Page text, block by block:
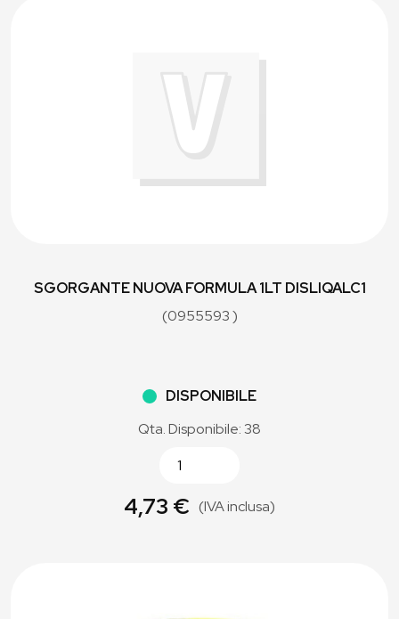
SGORGANTE NUOVA FORMULA 1LT DISLIQALC1
(0955593 )
DISPONIBILE
Qta. Disponibile: 38
4,73 € (IVA inclusa)